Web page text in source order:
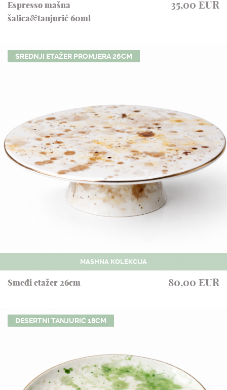
STUDIJSKA ARHIVA
Espresso mašna
šalica&tanjurić 60ml
35,00 EUR
SREDNJI ETAŽER PROMJERA 26CM
MASHNA KOLEKCIJA
Smeđi etažer 26cm 80,00 EUR
DESERTNI TANJURIĆ 18CM